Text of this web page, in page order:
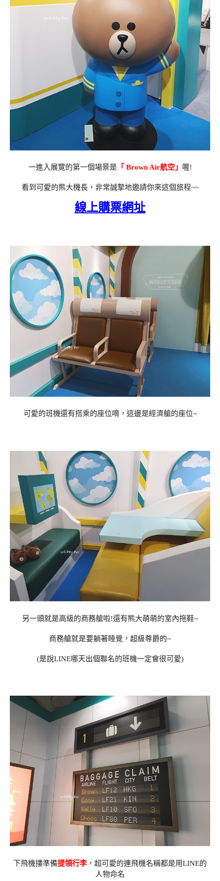
一進入展覽的第一個場景是「 Brown Air航空」 喔!
看到可愛的熊大機長，非常誠摯地邀請你來這個旅程~~
線上購票網址
可愛的班機還有搭乘的座位唷，這邊是經濟艙的座位~
另一頭就是高級的商務艙啦!還有熊大萌萌的室內拖鞋~
商務艙就是要躺著睡覺，超級尊爵的~
(是說LINE哪天出個聯名的班機一定會很可愛)
下飛機摟準備提領行李 ，超可愛的連飛機名稱都是用LINE的
人物命名